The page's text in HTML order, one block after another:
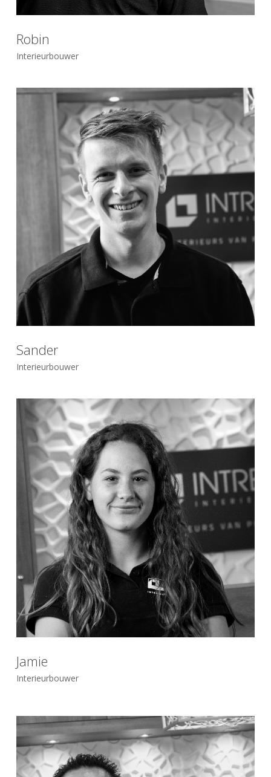
Robin
Interieurbouwer
Sander
Interieurbouwer
Jamie
Interieurbouwer